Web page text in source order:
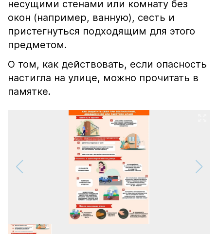
несущими стенами или комнату без
окон (например, ванную), сесть и
пристегнуться подходящим для этого
предметом.
О том, как действовать, если опасность
настигла на улице, можно прочитать в
памятке.